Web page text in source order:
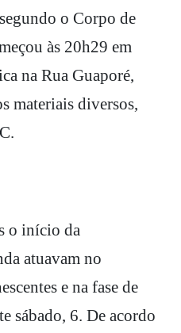
o Corpo de
às 20h29 em
na Rua Guaporé,
materiais diversos,
o início da
atuavam no
e na fase de
sábado, 6. De acordo